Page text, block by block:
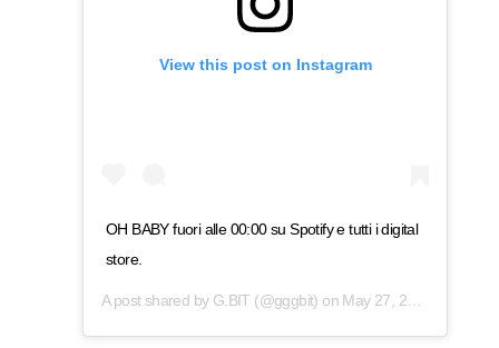
View this post on Instagram
OH BABY fuori alle 00:00 su Spotify e tutti i digital
store.
A post shared by G.BIT (@gggbit) on May 27, 2019 at 5:00am PDT